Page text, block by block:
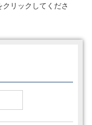
リックしてくださ